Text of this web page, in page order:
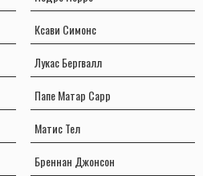
Ксави Симонс
Лукас Бергвалл
Папе Матар Сарр
Матис Тел
Бреннан Джонсон